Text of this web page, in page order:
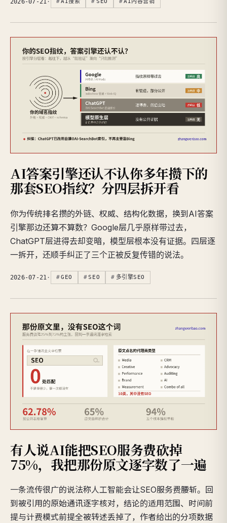
2026-07-21 ·
AI答案引擎还认不认你多年攒下的
那套SEO指纹？分四层拆开看
你为传统排名攒的外链、权威、结构化数据，换到AI答案
引擎那边还算不算数？Google层几乎原样带过去，
ChatGPT层进得去却变暗，模型层根本没有证据。四层逐
一拆开，还顺手纠正了三个正被反复传错的说法。
2026-07-21 · GEO SEO 多引擎SEO
有人说AI能把SEO服务费砍掉
75%，我把那份原文逐字数了一遍
一条流传很广的说法称人工智能会让SEO服务费腰斩。回
到被引用的原始通讯逐字核对，结论的适用范围、时间前
提与计费模式前提全被转述丢掉了，作者给出的分项数据